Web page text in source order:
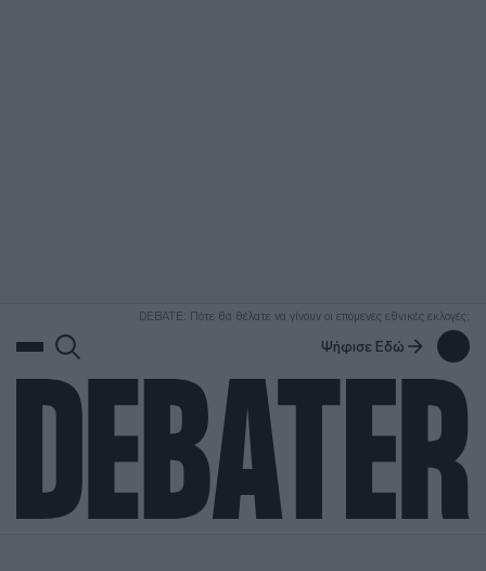
DEBATE: Πότε θα θέλατε να γίνουν οι επόμενες εθνικές εκλογές;
Ψήφισε Εδώ